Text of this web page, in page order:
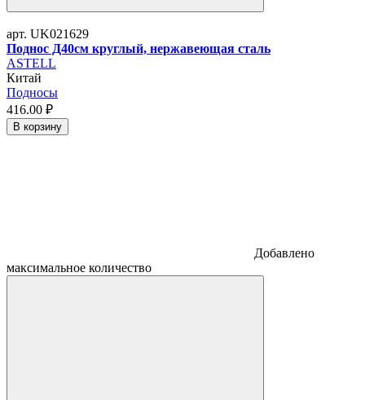
арт. UK021629
Поднос Д40см круглый, нержавеющая сталь
ASTELL
Китай
Подносы
416.00 ₽
В корзину
Добавлено
максимальное количество